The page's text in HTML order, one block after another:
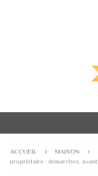
ACCUEIL MAISON
propriétaire : démarches,